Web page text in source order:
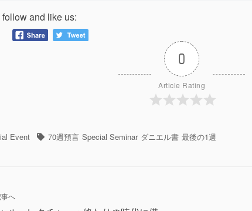
and like us:
0
Article Rating
Event
タ 70週預言 Special Seminar ダニエル書 最後の1週
へ